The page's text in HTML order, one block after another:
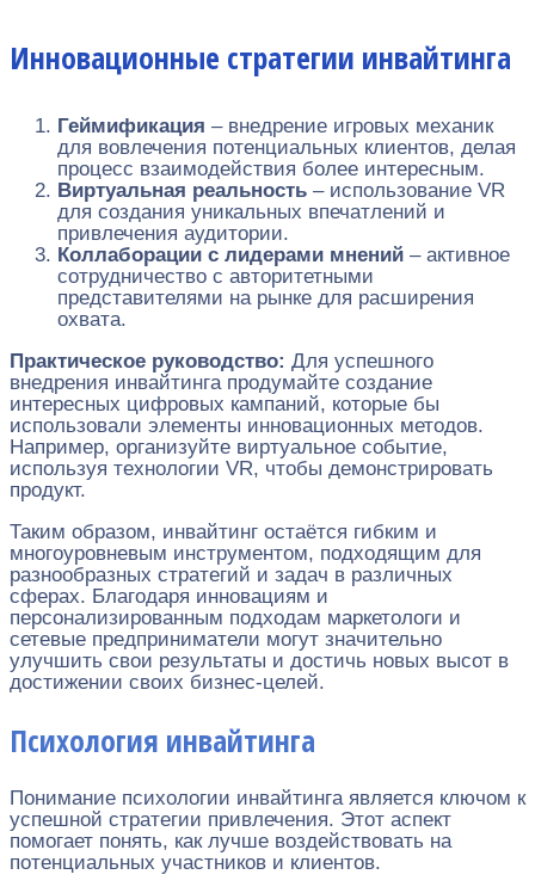
Инновационные стратегии инвайтинга
Геймификация – внедрение игровых механик
для вовлечения потенциальных клиентов, делая
процесс взаимодействия более интересным.
Виртуальная реальность – использование VR
для создания уникальных впечатлений и
привлечения аудитории.
Коллаборации с лидерами мнений – активное
сотрудничество с авторитетными
представителями на рынке для расширения
охвата.
Практическое руководство: Для успешного
внедрения инвайтинга продумайте создание
интересных цифровых кампаний, которые бы
использовали элементы инновационных методов.
Например, организуйте виртуальное событие,
используя технологии VR, чтобы демонстрировать
продукт.
Таким образом, инвайтинг остаётся гибким и
многоуровневым инструментом, подходящим для
разнообразных стратегий и задач в различных
сферах. Благодаря инновациям и
персонализированным подходам маркетологи и
сетевые предприниматели могут значительно
улучшить свои результаты и достичь новых высот в
достижении своих бизнес-целей.
Психология инвайтинга
Понимание психологии инвайтинга является ключом к
успешной стратегии привлечения. Этот аспект
помогает понять, как лучше воздействовать на
потенциальных участников и клиентов.